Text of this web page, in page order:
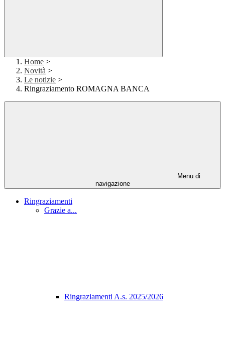
Home >
Novità >
Le notizie >
Ringraziamento ROMAGNA BANCA
Menu di
navigazione
Ringraziamenti
Grazie a...
Ringraziamenti A.s. 2025/2026